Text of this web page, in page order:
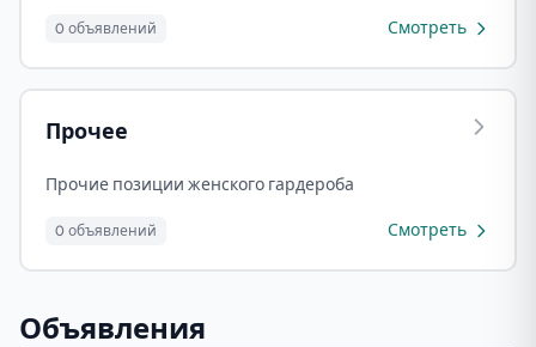
0 объявлений Смотреть
Прочее
Прочие позиции женского гардероба
0 объявлений Смотреть
Объявления